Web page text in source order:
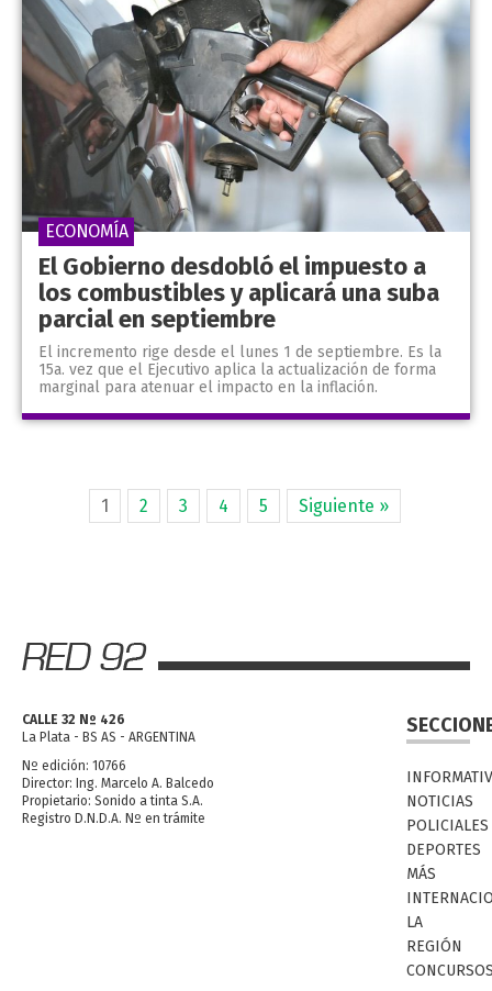
El Gobierno desdobló el impuesto a
los combustibles y aplicará una suba
parcial en septiembre
El incremento rige desde el lunes 1 de septiembre. Es la
15a. vez que el Ejecutivo aplica la actualización de forma
marginal para atenuar el impacto en la inflación.
ECONOMÍA
1 2 3 4 5 Siguiente »
CALLE 32 Nº 426
La Plata - BS AS - ARGENTINA
Nº edición: 10766
Director: Ing. Marcelo A. Balcedo
Propietario: Sonido a tinta S.A.
Registro D.N.D.A. Nº en trámite
NOTICIAS
POLICIALES
DEPORTES
MÁS
LA
REGIÓN